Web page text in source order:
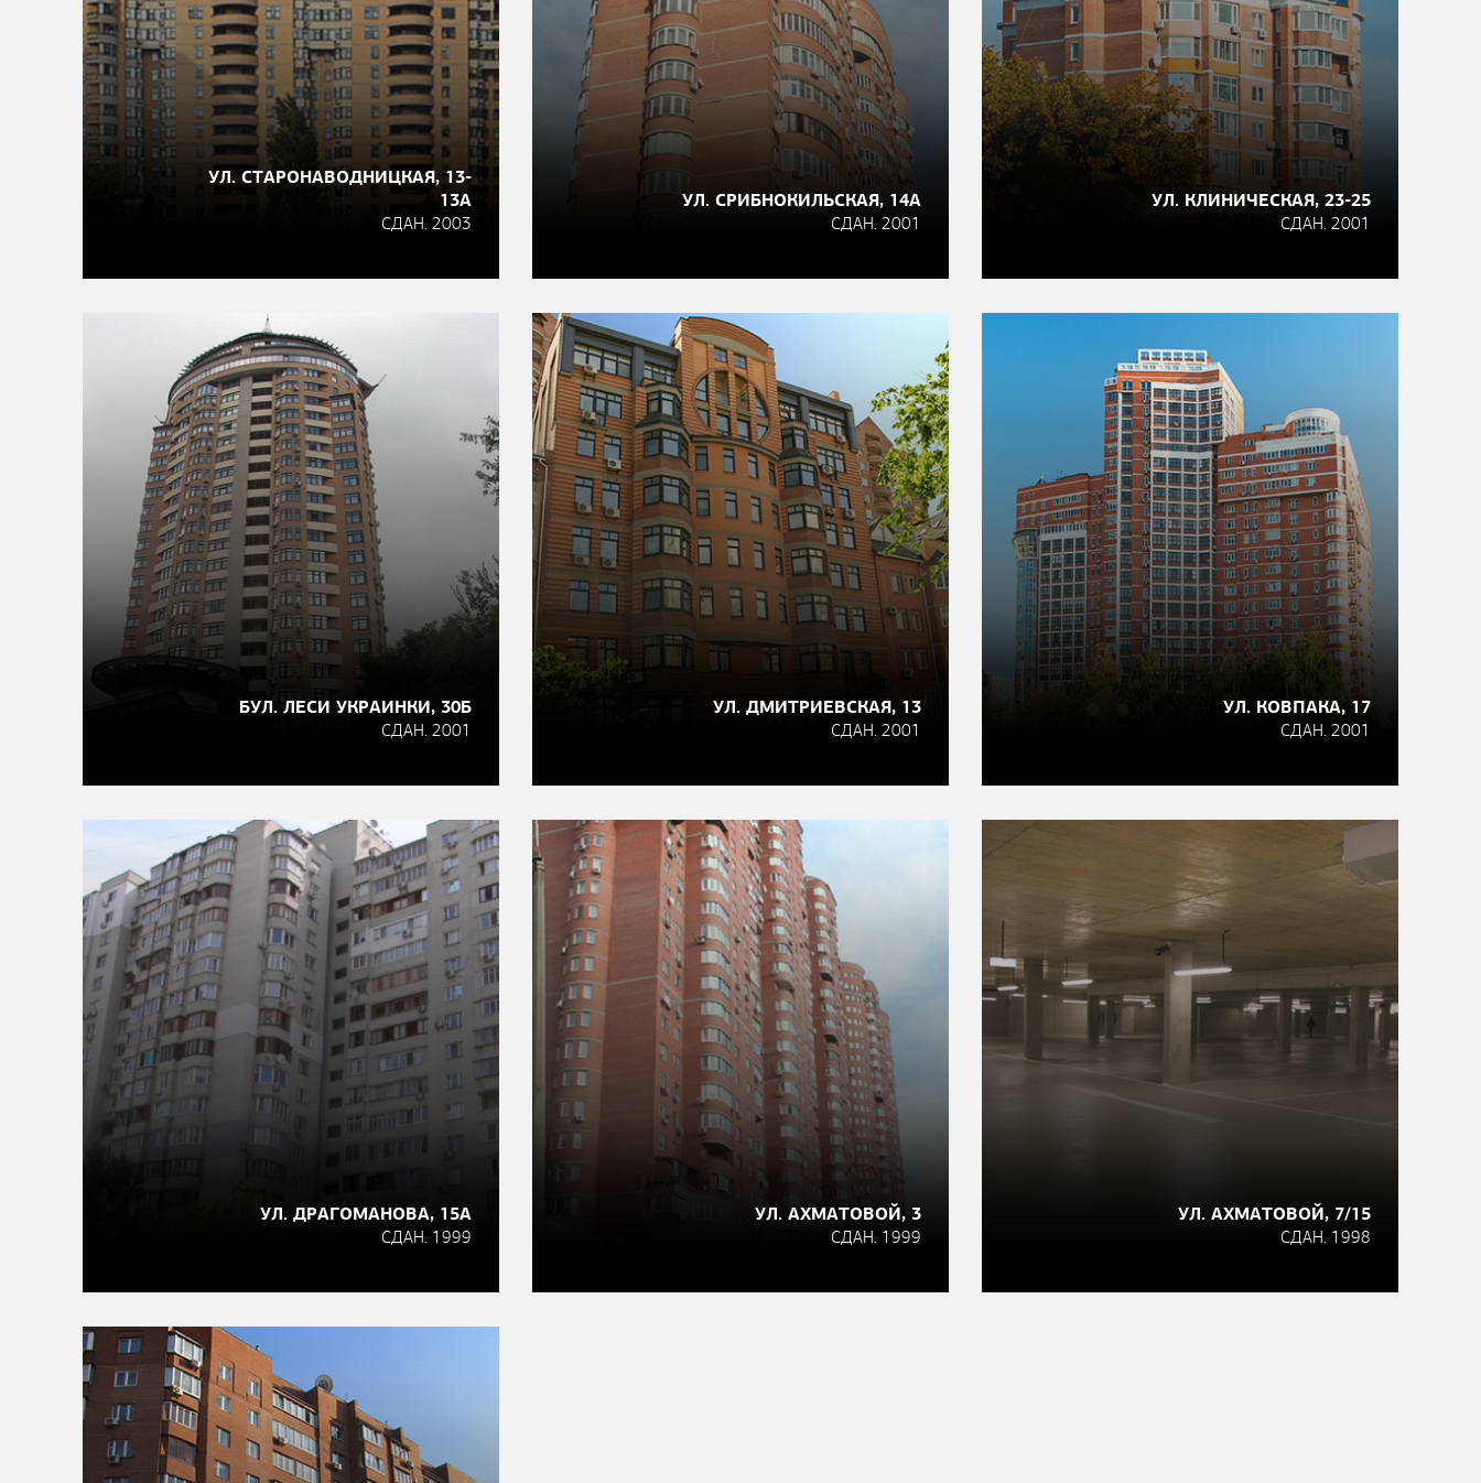
УЛ. СТАРОНАВОДНИЦКАЯ, 13-
13А
СДАН. 2003
УЛ. СРИБНОКИЛЬСКАЯ, 14А
СДАН. 2001
УЛ. КЛИНИЧЕСКАЯ, 23-25
СДАН. 2001
БУЛ. ЛЕСИ УКРАИНКИ, 30Б
СДАН. 2001
УЛ. ДМИТРИЕВСКАЯ, 13
СДАН. 2001
УЛ. КОВПАКА, 17
СДАН. 2001
УЛ. ДРАГОМАНОВА, 15А
СДАН. 1999
УЛ. АХМАТОВОЙ, 3
СДАН. 1999
УЛ. АХМАТОВОЙ, 7/15
СДАН. 1998